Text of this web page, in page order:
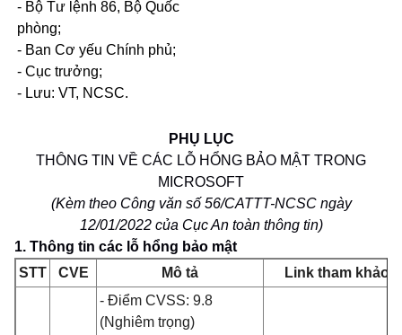
- Bộ Tư lệnh 86, Bộ Quốc
phòng;
- Ban Cơ yếu Chính phủ;
- Cục trưởng;
- Lưu: VT, NCSC.
PHỤ LỤC
THÔNG TIN VỀ CÁC LỖ HỔNG BẢO MẬT TRONG
MICROSOFT
(Kèm theo Công văn số 56/CATTT-NCSC ngày
12/01/2022 của Cục An toàn thông tin)
1. Thông tin các lỗ hổng bảo mật
STT
CVE Mô tả Link tham khảo
- Điểm CVSS: 9.8
(Nghiêm trọng)